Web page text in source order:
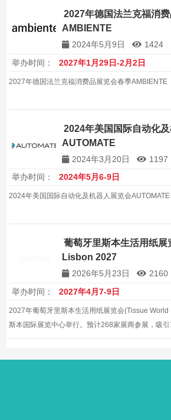
2027年德国法兰克福消
AMBIENTE
2024年5月9日
1424
举办时间：
2027年1月29日-2月2日
2027年德国法兰克福消费品展览会春季AMBIENTE
2024年美国国际自动化
AUTOMATE
2024年3月20日
1197
举办时间：
2024年5月6-9日
2024年美国国际自动化及机器人展览会AUTOMATE
葡萄牙里斯本生活用纸
Lisbon 2027
2026年5月23日
2160
举办时间：
2027年4月7-9日
2027年葡萄牙里斯本生活用纸展览会(Tissue
斯本国际展览中心举行。预计268家展商参展，吸引